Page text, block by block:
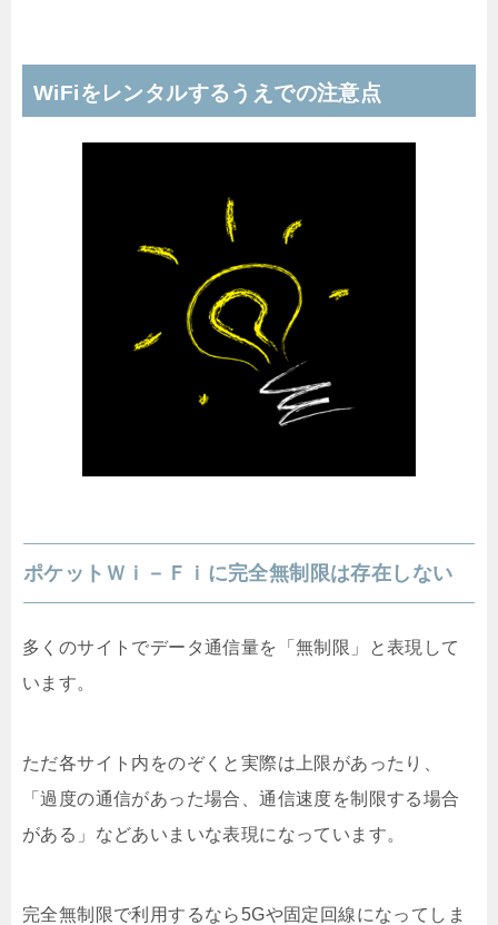
WiFiをレンタルするうえでの注意点
ポケットＷｉ－Ｆｉに完全無制限は存在しない
多くのサイトでデータ通信量を「無制限」と表現して
います。
ただ各サイト内をのぞくと実際は上限があったり、
「過度の通信があった場合、通信速度を制限する場合
がある」などあいまいな表現になっています。
完全無制限で利用するなら5Gや固定回線になってしま